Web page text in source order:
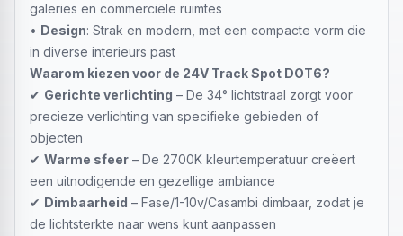
galeries en commerciële ruimtes
• Design: Strak en modern, met een compacte vorm die
in diverse interieurs past
Waarom kiezen voor de 24V Track Spot DOT6?
✔ Gerichte verlichting – De 34° lichtstraal zorgt voor
precieze verlichting van specifieke gebieden of
objecten
✔ Warme sfeer – De 2700K kleurtemperatuur creëert
een uitnodigende en gezellige ambiance
✔ Dimbaarheid – Fase/1-10v/Casambi dimbaar, zodat je
de lichtsterkte naar wens kunt aanpassen